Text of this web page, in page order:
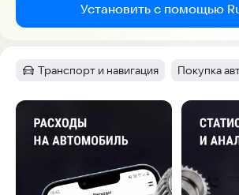
Установить с помощью
Категория:
Транспорт и навигация Тег:
Покупка
Скриншоты